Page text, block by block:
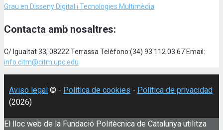
Grau en Disseny Digital i Tecnologies Multimèdia
Contacta amb nosaltres:
C/ Igualtat 33, 08222 Terrassa Teléfono:(34) 93 112 03 67 Email:
info.citm@citm.upc.edu
Aviso legal © - Política de cookies - Política de privacidad
(2026)
El lloc web de la Fundació Politècnica de Catalunya utilitza